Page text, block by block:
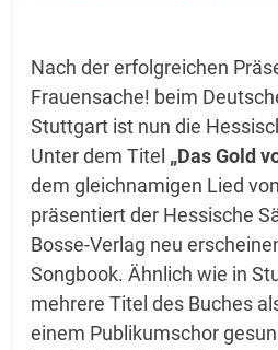
Nach der erfolgreichen
Frauensache! beim
Stuttgart ist nun die
Unter dem Titel „Das Gold
dem gleichnamigen Lied
präsentiert der Hessische
Bosse-Verlag neu
Songbook. Ähnlich wie in
mehrere Titel des Buches
einem Publikumschor